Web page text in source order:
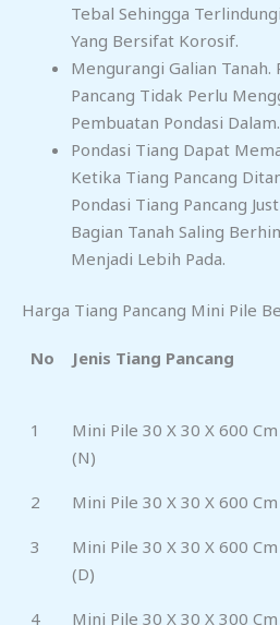
Tebal Sehingga
Yang Bersifat Korosif.
Mengurangi Galian Tanah.
Pancang Tidak Perlu
Pembuatan Pondasi Dalam.
Pondasi Tiang Dapat
Ketika Tiang Pancang
Pondasi Tiang Pancang
Bagian Tanah Saling
Menjadi Lebih Pada.
Harga Tiang Pancang Mini Pile
No Jenis Tiang Pancang
1
Mini Pile 30 X 30 X 600 Cm
(N)
2 Mini Pile 30 X 30 X 600 Cm
3
Mini Pile 30 X 30 X 600 Cm
(D)
4 Mini Pile 30 X 30 X 300 Cm